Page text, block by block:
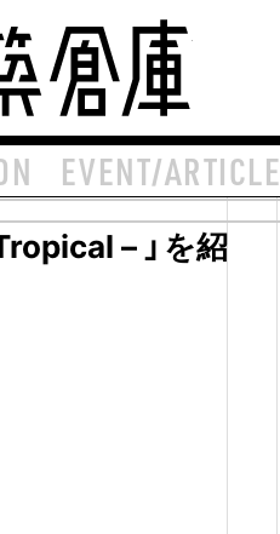
EVENT/ARTICLE
– 」を紹